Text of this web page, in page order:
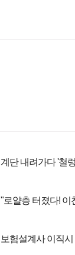
계단 내려가다 '철
"로얄층 터졌다! 이
보험설계사 이직시